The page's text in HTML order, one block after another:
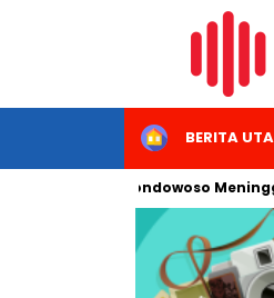
HOMEBERITA
Bondowoso Meninggal,